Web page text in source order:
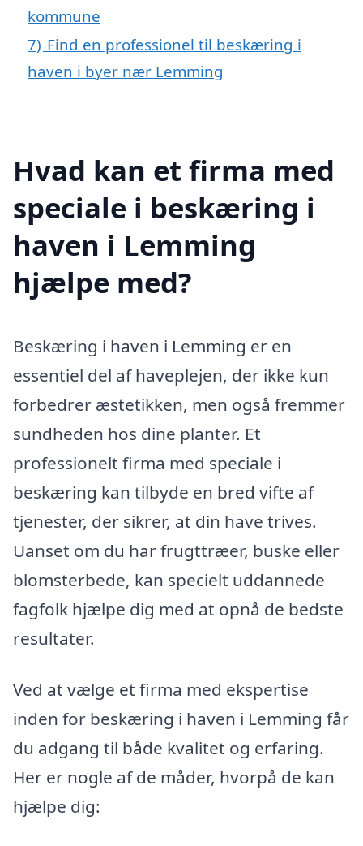
kommune
7) Find en professionel til beskæring i
haven i byer nær Lemming
Hvad kan et firma med
speciale i beskæring i
haven i Lemming
hjælpe med?
Beskæring i haven i Lemming er en
essentiel del af haveplejen, der ikke kun
forbedrer æstetikken, men også fremmer
sundheden hos dine planter. Et
professionelt firma med speciale i
beskæring kan tilbyde en bred vifte af
tjenester, der sikrer, at din have trives.
Uanset om du har frugttræer, buske eller
blomsterbede, kan specielt uddannede
fagfolk hjælpe dig med at opnå de bedste
resultater.
Ved at vælge et firma med ekspertise
inden for beskæring i haven i Lemming får
du adgang til både kvalitet og erfaring.
Her er nogle af de måder, hvorpå de kan
hjælpe dig: